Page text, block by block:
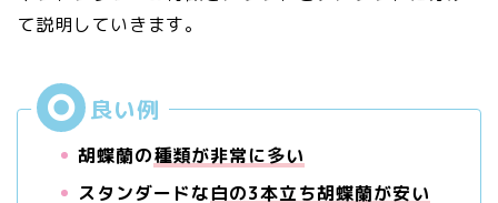
て説明していきます。
胡蝶蘭の種類が非常に多い
スタンダードな白の3本立ち胡蝶蘭が安い